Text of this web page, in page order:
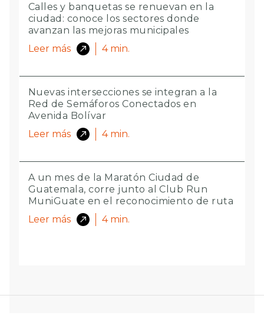
Calles y banquetas se renuevan en la
ciudad: conoce los sectores donde
avanzan las mejoras municipales
Leer más
4 min.
Nuevas intersecciones se integran a la
Red de Semáforos Conectados en
Avenida Bolívar
Leer más
4 min.
A un mes de la Maratón Ciudad de
Guatemala, corre junto al Club Run
MuniGuate en el reconocimiento de ruta
Leer más
4 min.